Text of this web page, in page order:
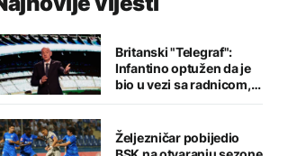
Britanski "Telegraf":
Infantino optužen da je
bio u vezi sa radnicom,
FIFA odbacila navode
Željezničar pobijedio